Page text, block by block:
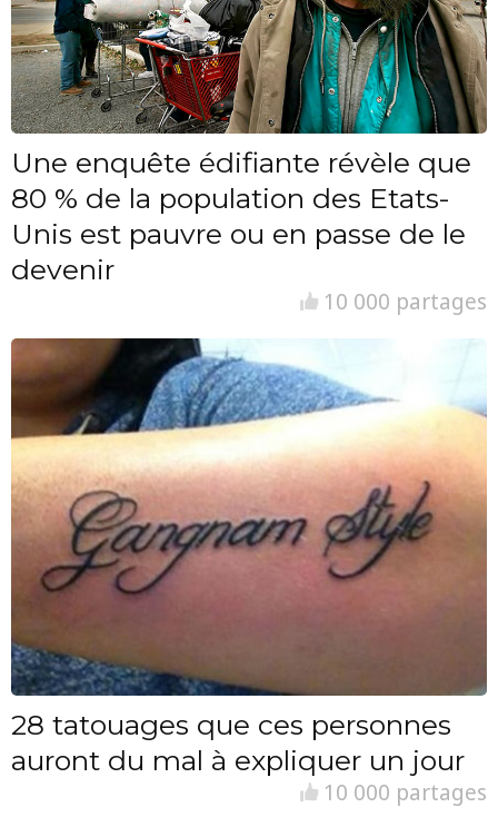
Une enquête édifiante révèle que
80 % de la population des Etats-
Unis est pauvre ou en passe de le
devenir
10 000 partages
28 tatouages que ces personnes
auront du mal à expliquer un jour
10 000 partages